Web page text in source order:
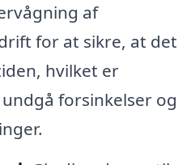
af
for at sikre, at det
hvilket er
forsinkelser og